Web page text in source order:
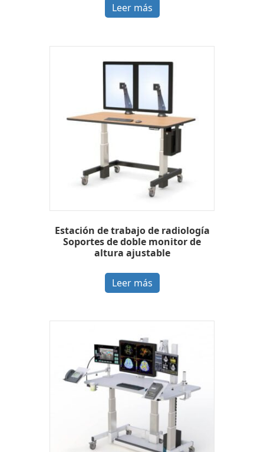
Leer más
Estación de trabajo de radiología
Soportes de doble monitor de
altura ajustable
Leer más